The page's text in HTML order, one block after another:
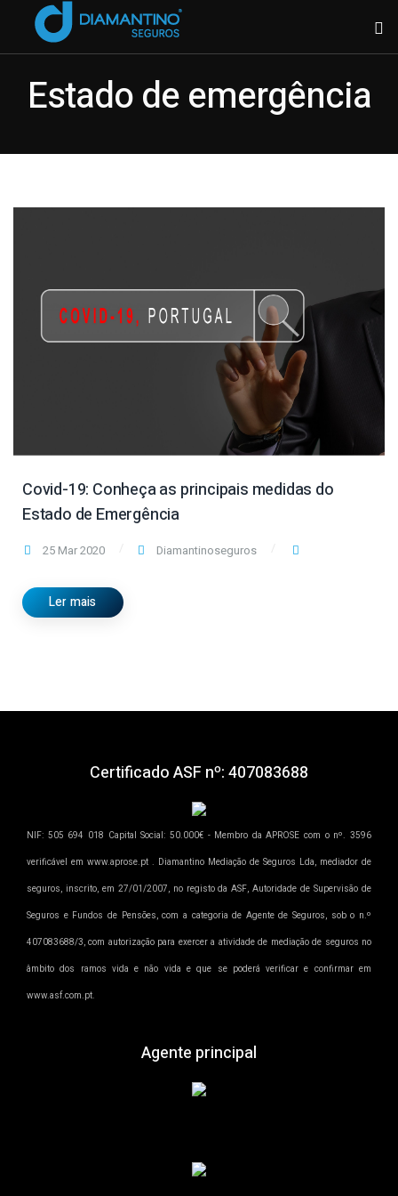
Estado de emergência
Covid-19: Conheça as principais medidas do
Estado de Emergência
25 Mar 2020 Diamantinoseguros
Ler mais
Certificado ASF nº: 407083688
NIF: 505 694 018 Capital Social: 50.000€ - Membro da APROSE com o nº. 3596
verificável em www.aprose.pt . Diamantino Mediação de Seguros Lda, mediador de
seguros, inscrito, em 27/01/2007, no registo da ASF, Autoridade de Supervisão de
Seguros e Fundos de Pensões, com a categoria de Agente de Seguros, sob o n.º
407083688/3, com autorização para exercer a atividade de mediação de seguros no
âmbito dos ramos vida e não vida e que se poderá verificar e confirmar em
www.asf.com.pt.
Agente principal